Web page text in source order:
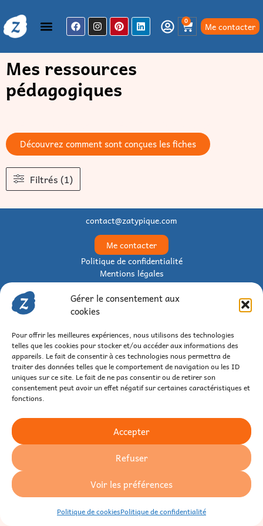
Gérer le consentement aux
cookies
Pour offrir les meilleures expériences, nous utilisons des technologies
telles que les cookies pour stocker et/ou accéder aux informations des
appareils. Le fait de consentir à ces technologies nous permettra de
traiter des données telles que le comportement de navigation ou les ID
uniques sur ce site. Le fait de ne pas consentir ou de retirer son
consentement peut avoir un effet négatif sur certaines caractéristiques et
fonctions.
Accepter
Refuser
Voir les préférences
Politique de cookiesPolitique de confidentialité
0 Me contacter
Mes ressources
pédagogiques
Découvrez comment sont conçues les fiches
Filtrés (1)
contact@zatypique.com
Me contacter
Politique de confidentialité
Mentions légales
Politique d’expédition
Politique de retour et de remboursement
© 2026 Zatypique – Tous droits réservés